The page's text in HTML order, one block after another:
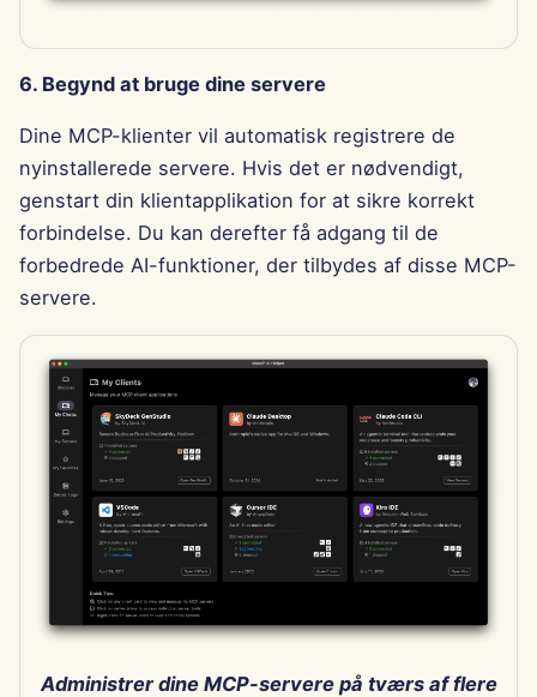
6. Begynd at bruge dine servere
Dine MCP-klienter vil automatisk registrere de
nyinstallerede servere. Hvis det er nødvendigt,
genstart din klientapplikation for at sikre korrekt
forbindelse. Du kan derefter få adgang til de
forbedrede AI-funktioner, der tilbydes af disse MCP-
servere.
Administrer dine MCP-servere på tværs af flere